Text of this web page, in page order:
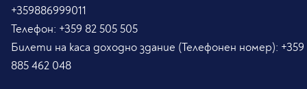
+359886999011
Телефон: +359 82 505 505
Билети на каса доходно здание (Телефонен номер): +359
885 462 048